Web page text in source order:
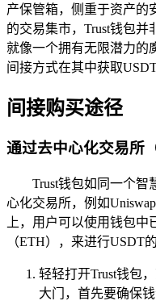
产保管箱，侧重于资产的
的交易集市，Trust钱包并
就像一个拥有无限潜力的
间接方式在其中获取USDT
间接购买途径
通过去中心化交易所
Trust钱包如同一个智
心化交易所，例如
上，用户可以使用钱包
（ETH），来进行USDT
轻轻打开Trust钱包
大门，首先要确保